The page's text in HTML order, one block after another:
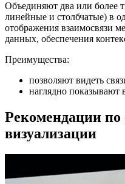
Объединяют два или более
линейные и столбчатые) в
отображения взаимосвязи
данных, обеспечения
Преимущества:
позволяют видеть
наглядно показывают
Рекомендации по
визуализации